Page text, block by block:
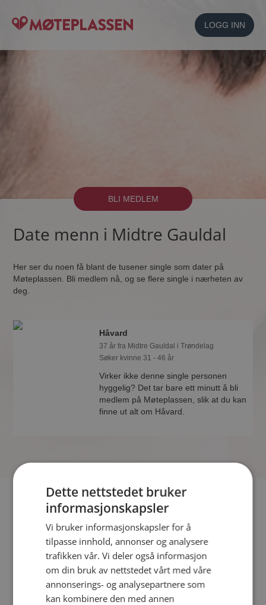
LOGG INN
BLI MEDLEM
Date menn i Midtre Gauldal
Her ser du noen få blant de tusener single som dater på
Møteplassen. Bli medlem nå, og se flere single i nærheten av
deg.
Håvard
37 år fra Midtre Gauldal i Trøndelag
Søker kvinne 31 - 46 år
Virker ikke denne single personen
hyggelig? Det tar bare ett minutt å bli
medlem på Møteplassen, slik at du kan
finne ut alt om Håvard.
Hvis du søker dating i Midtre Gauldal har du kommet til riktig
sted. På Møteplassen kan du bli medlem og søke blant
tusenvis av datinginteresserte single i Midtre Gauldal
Läs mer
Trinn 1 - Bli medlem og lag en presentasjon
Dette nettstedet bruker
informasjonskapsler
Vi bruker informasjonskapsler for å
tilpasse innhold, annonser og analysere
trafikken vår. Vi deler også informasjon
om din bruk av nettstedet vårt med våre
annonserings- og analysepartnere som
kan kombinere den med annen